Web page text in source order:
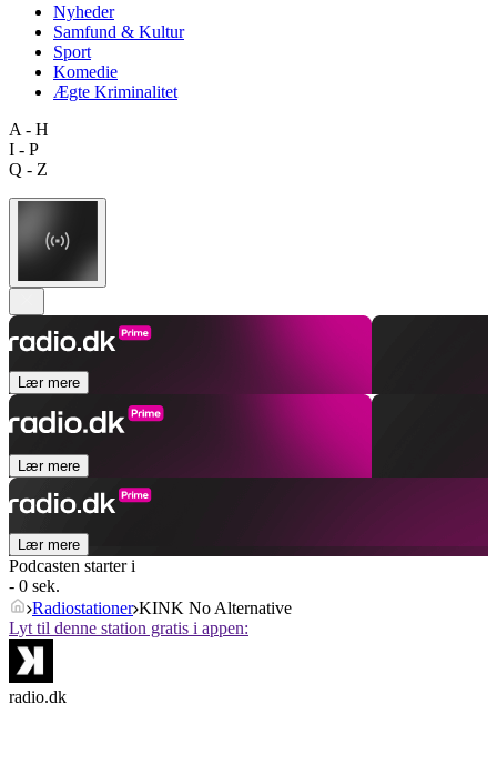
Nyheder
Samfund & Kultur
Sport
Komedie
Ægte Kriminalitet
A - H
I - P
Q - Z
Lær mere
Lær mere
Lær mere
Podcasten starter i
- 0 sek.
Radiostationer KINK No Alternative
Lyt til denne station gratis i appen:
radio.dk